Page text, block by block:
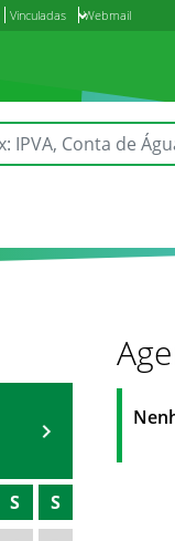
Vinculadas Webmail
S S